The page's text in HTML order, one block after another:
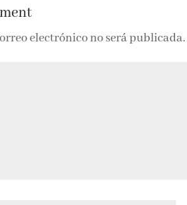
electrónico no será publicada.